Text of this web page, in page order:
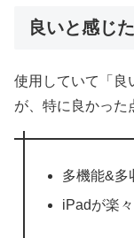
良いと感じ
使用していて「良
が、特に良かった
多機能&多
iPadが楽